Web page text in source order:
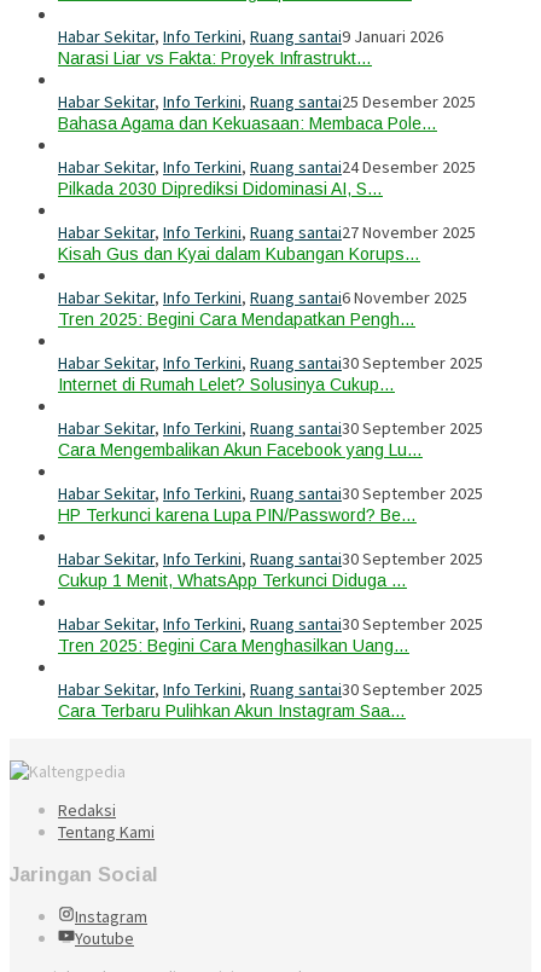
Habar Sekitar, Info Terkini, Ruang santai9 Januari 2026
Narasi Liar vs Fakta: Proyek Infrastrukt…
Habar Sekitar, Info Terkini, Ruang santai25 Desember 2025
Bahasa Agama dan Kekuasaan: Membaca Pole…
Habar Sekitar, Info Terkini, Ruang santai24 Desember 2025
Pilkada 2030 Diprediksi Didominasi AI, S…
Habar Sekitar, Info Terkini, Ruang santai27 November 2025
Kisah Gus dan Kyai dalam Kubangan Korups…
Habar Sekitar, Info Terkini, Ruang santai6 November 2025
Tren 2025: Begini Cara Mendapatkan Pengh…
Habar Sekitar, Info Terkini, Ruang santai30 September 2025
Internet di Rumah Lelet? Solusinya Cukup…
Habar Sekitar, Info Terkini, Ruang santai30 September 2025
Cara Mengembalikan Akun Facebook yang Lu…
Habar Sekitar, Info Terkini, Ruang santai30 September 2025
HP Terkunci karena Lupa PIN/Password? Be…
Habar Sekitar, Info Terkini, Ruang santai30 September 2025
Cukup 1 Menit, WhatsApp Terkunci Diduga …
Habar Sekitar, Info Terkini, Ruang santai30 September 2025
Tren 2025: Begini Cara Menghasilkan Uang…
Habar Sekitar, Info Terkini, Ruang santai30 September 2025
Cara Terbaru Pulihkan Akun Instagram Saa…
Redaksi
Tentang Kami
Jaringan Social
Instagram
Youtube